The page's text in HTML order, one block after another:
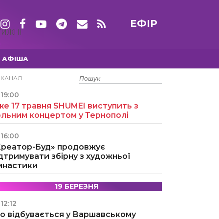
ЕФІР
АФІША
15 ТРАВНЯ
19:00
17 травня SHUMEI виступить з
концертом у Тернополі
16:00
Буд» продовжує
збірну з художньої
19 БЕРЕЗНЯ
12:12
відбувається у Варшавському